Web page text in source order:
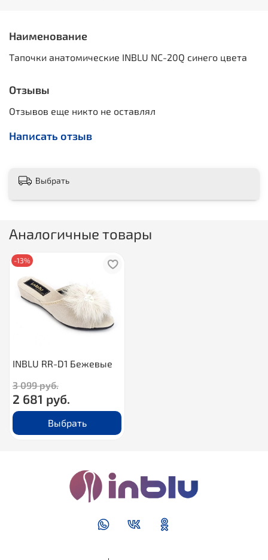
Наименование
Тапочки анатомические INBLU NC-20Q синего цвета
Отзывы
Отзывов еще никто не оставлял
Написать отзыв
Выбрать
Аналогичные товары
-13%
INBLU RR-D1 Бежевые
3 099 руб.
2 681 руб.
Выбрать